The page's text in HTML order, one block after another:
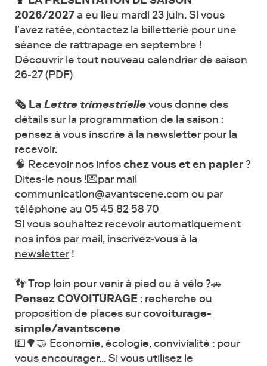
2026/2027a eu lieu mardi 23 juin. Si vous
l'avez ratée, contactez la billetterie pour une
séance de rattrapage en septembre !
Découvrir le tout nouveau calendrier de saison
26-27(PDF)
🗞️ La Lettre trimestriellevous donne des
détails sur la programmation de la saison :
pensez à vous inscrire à la newsletter pour la
recevoir.
🧠 Recevoir nos infoschez vous et en papier?
Dites-le nous !💌par mail
communication@avantscene.com ou par
téléphone au 05 45 82 58 70
Si vous souhaitez recevoir automatiquement
nos infos par mail, inscrivez-vous à la
newsletter !
👣 Trop loin pour venir à pied ou à vélo ?🚗
PensezCOVOITURAGE : recherche ou
proposition de places surcovoiturage-
simple/avantscene
💵🌳🤝 Economie, écologie, convivialité : pour
vous encourager... Si vous utilisez le